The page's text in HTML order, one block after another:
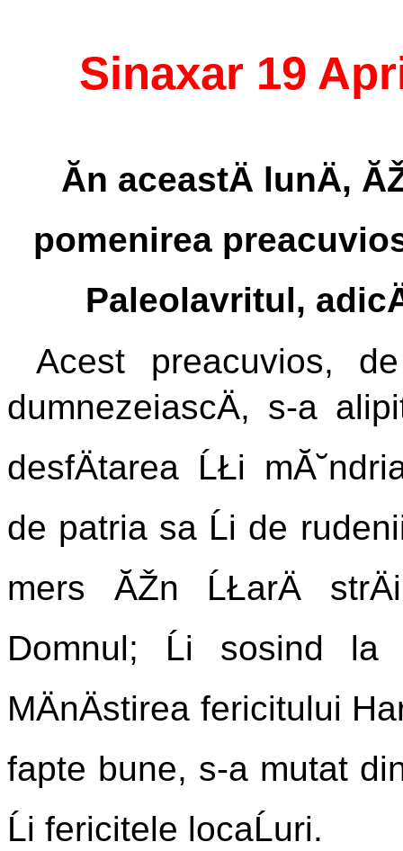
Sinaxar 19
Ăn aceastÄ lunÄ,
pomenirea
Paleolavritul,
Acest preacuvios,
dumnezeiascÄ, s-a
desfÄtarea ĹŁi
de patria sa Ĺi de
mers ĂŽn ĹŁarÄ
Domnul; Ĺi sosind
MÄnÄstirea fericitului
fapte bune, s-a mutat din
Ĺi fericitele locaĹuri.